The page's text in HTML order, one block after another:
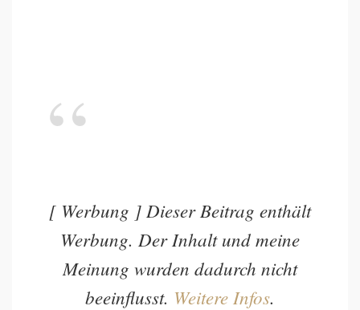
[ Werbung ] Dieser Beitrag enthält
Werbung. Der Inhalt und meine
Meinung wurden dadurch nicht
beeinflusst. Weitere Infos.